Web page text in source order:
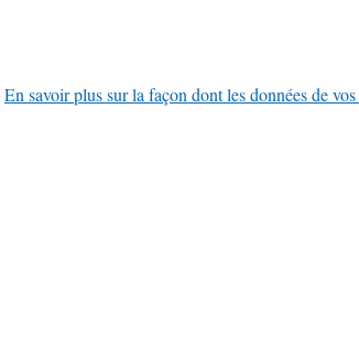
En savoir plus sur la façon dont les données de